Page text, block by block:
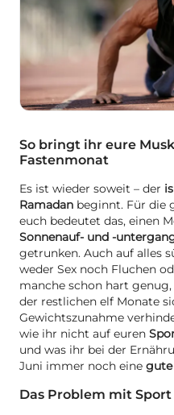
So bringt ihr eure
Fastenmonat
Es ist wieder soweit – der
Ramadan beginnt. Für die
euch bedeutet das, einen
Sonnenauf- und -
getrunken. Auch auf alles
weder Sex noch Fluchen
manche schon hart
der restlichen elf Monate
Gewichtszunahme
wie ihr nicht auf euren
und was ihr bei der
Juni immer noch eine
Das Problem mit